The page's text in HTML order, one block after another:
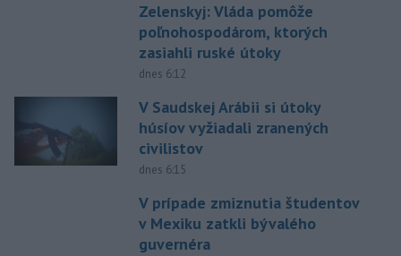
Zelenskyj: Vláda pomôže
poľnohospodárom, ktorých
zasiahli ruské útoky
dnes 6:12
V Saudskej Arábii si útoky
húsíov vyžiadali zranených
civilistov
dnes 6:15
V prípade zmiznutia študentov
v Mexiku zatkli bývalého
guvernéra